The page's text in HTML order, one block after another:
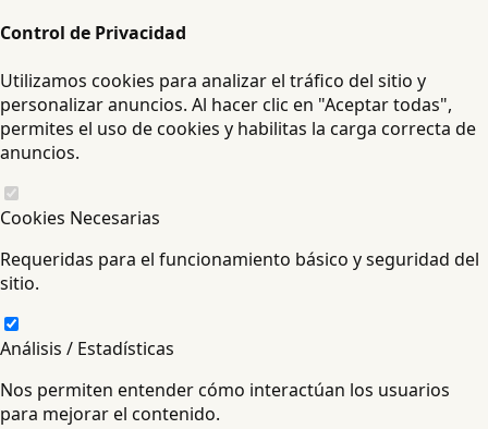
Control de Privacidad
Utilizamos cookies para analizar el tráfico del sitio y
personalizar anuncios. Al hacer clic en "Aceptar todas",
permites el uso de cookies y habilitas la carga correcta de
anuncios.
Cookies Necesarias
Requeridas para el funcionamiento básico y seguridad del
sitio.
Análisis / Estadísticas
Nos permiten entender cómo interactúan los usuarios
para mejorar el contenido.